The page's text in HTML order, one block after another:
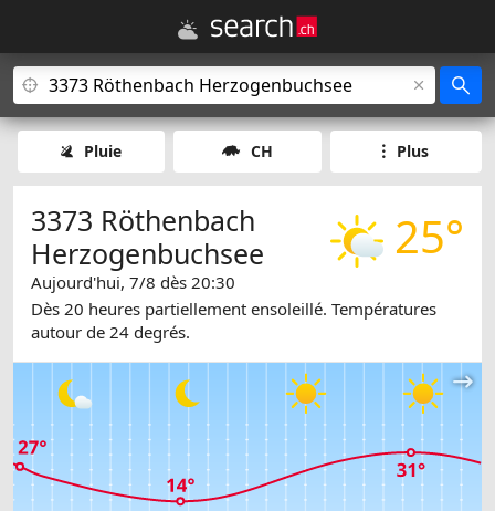
Pluie CH Plus
25°
3373 Röthenbach
Herzogenbuchsee
Aujourd'hui, 7/8 dès 20:30
Dès 20 heures partiellement ensoleillé. Températures
autour de 24 degrés.